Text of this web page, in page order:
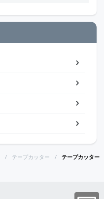
テープカッター テープカッタ